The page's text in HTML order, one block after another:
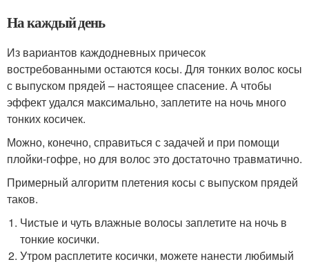
На каждый день
Из вариантов каждодневных причесок
востребованными остаются косы. Для тонких волос косы
с выпуском прядей – настоящее спасение. А чтобы
эффект удался максимально, заплетите на ночь много
тонких косичек.
Можно, конечно, справиться с задачей и при помощи
плойки-гофре, но для волос это достаточно травматично.
Примерный алгоритм плетения косы с выпуском прядей
таков.
Чистые и чуть влажные волосы заплетите на ночь в
тонкие косички.
Утром расплетите косички, можете нанести любимый